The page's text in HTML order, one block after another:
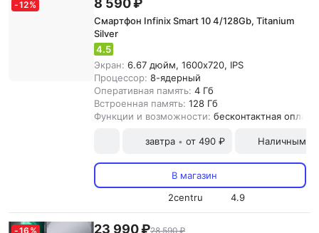
-12% 8 590 ₽
Смартфон Infinix Smart 10 4/128Gb, Titanium
Silver
4.5
Экран: 6.67 дюйм, 1600x720, IPS
Процессор: 8-ядерный
Оперативная память: 4 Гб
Встроенная память: 128 Гб
Функции и возможности: бесконтактная
завтра • от 490 ₽ Наличными
В магазин
2centru
4.9
-16 % 23 990 ₽28 590 ₽